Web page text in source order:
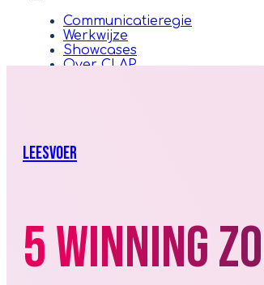
Communicatieregie
Werkwijze
Showcases
Over CLAP
Werkwijze
Showcases
Over CLAP
LEESVOER
5 winning